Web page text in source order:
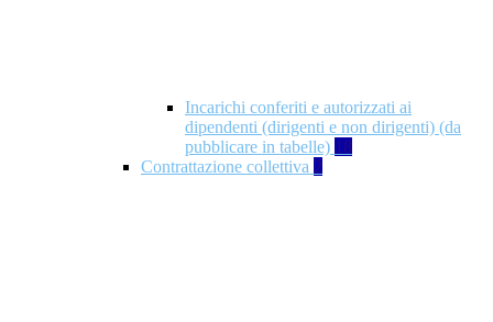
Incarichi conferiti e autorizzati ai
dipendenti (dirigenti e non dirigenti) (da
pubblicare in tabelle) 18
Contrattazione collettiva 2